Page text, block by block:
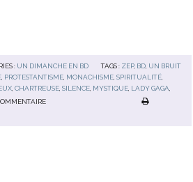
: UN DIMANCHE EN BD TAGS : ZEP, BD, UN BRUIT
, PROTESTANTISME, MONACHISME,SPIRITUALITÉ,
,CHARTREUSE,SILENCE, MYSTIQUE, LADY GAGA,